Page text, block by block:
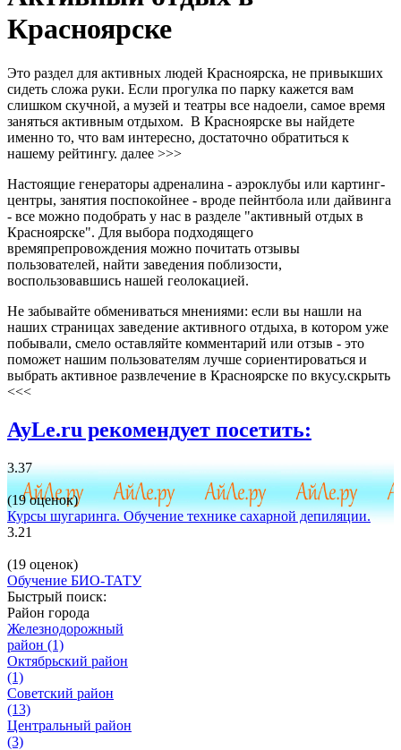
Красноярске
Это раздел для активных людей Красноярска, не привыкших
сидеть сложа руки. Если прогулка по парку кажется вам
слишком скучной, а музей и театры все надоели, самое время
заняться активным отдыхом. В Красноярске вы найдете
именно то, что вам интересно, достаточно обратиться к
нашему рейтингу. далее >>>
Настоящие генераторы адреналина - аэроклубы или картинг-
центры, занятия поспокойнее - вроде пейнтбола или дайвинга
- все можно подобрать у нас в разделе "активный отдых в
Красноярске". Для выбора подходящего
времяпрепровождения можно почитать отзывы
пользователей, найти заведения поблизости,
воспользовавшись нашей геолокацией.
Не забывайте обмениваться мнениями: если вы нашли на
наших страницах заведение активного отдыха, в котором уже
побывали, смело оставляйте комментарий или отзыв - это
поможет нашим пользователям лучше сориентироваться и
выбрать активное развлечение в Красноярске по вкусу.скрыть
<<<
AyLe.ru рекомендует посетить:
3.37
(19 оценок)
Курсы шугаринга. Обучение технике сахарной депиляции.
3.21
(19 оценок)
Обучение БИО-ТАТУ
Быстрый поиск:
Район города
Железнодорожный
район (1)
Октябрьский район
(1)
Советский район
(13)
Центральный район
(3)